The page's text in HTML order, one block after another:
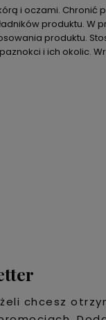
i oczami. Chronić
produktu.
produktu.
i ich okolic.
chcesz